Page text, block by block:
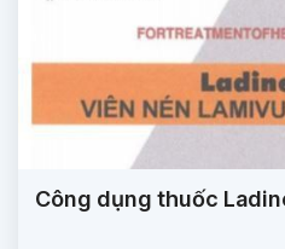
Công dụng thuốc